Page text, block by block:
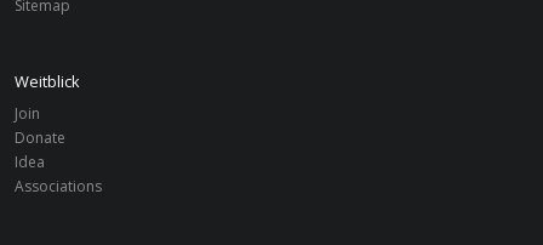
Sitemap
Weitblick
Join
Donate
Idea
Associations